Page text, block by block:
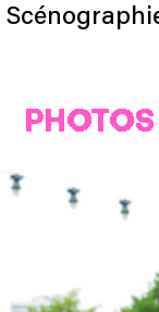
PHOTOS